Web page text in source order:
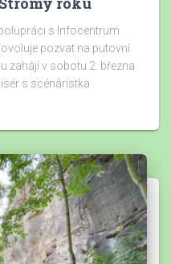
s Infocentrum
pozvat na putovní
zahájí v sobotu 2. března
s scénáristka